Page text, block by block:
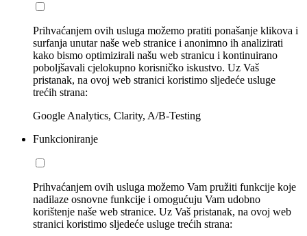
Prihvaćanjem ovih usluga možemo pratiti ponašanje klikova i
surfanja unutar naše web stranice i anonimno ih analizirati
kako bismo optimizirali našu web stranicu i kontinuirano
poboljšavali cjelokupno korisničko iskustvo. Uz Vaš
pristanak, na ovoj web stranici koristimo sljedeće usluge
trećih strana:
Google Analytics, Clarity, A/B-Testing
Funkcioniranje
Prihvaćanjem ovih usluga možemo Vam pružiti funkcije koje
nadilaze osnovne funkcije i omogućuju Vam udobno
korištenje naše web stranice. Uz Vaš pristanak, na ovoj web
stranici koristimo sljedeće usluge trećih strana: